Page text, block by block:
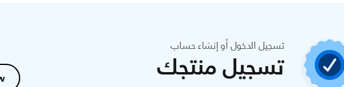
تسجيل الدخول أو إنشاء حساب
تسجيل منتجك